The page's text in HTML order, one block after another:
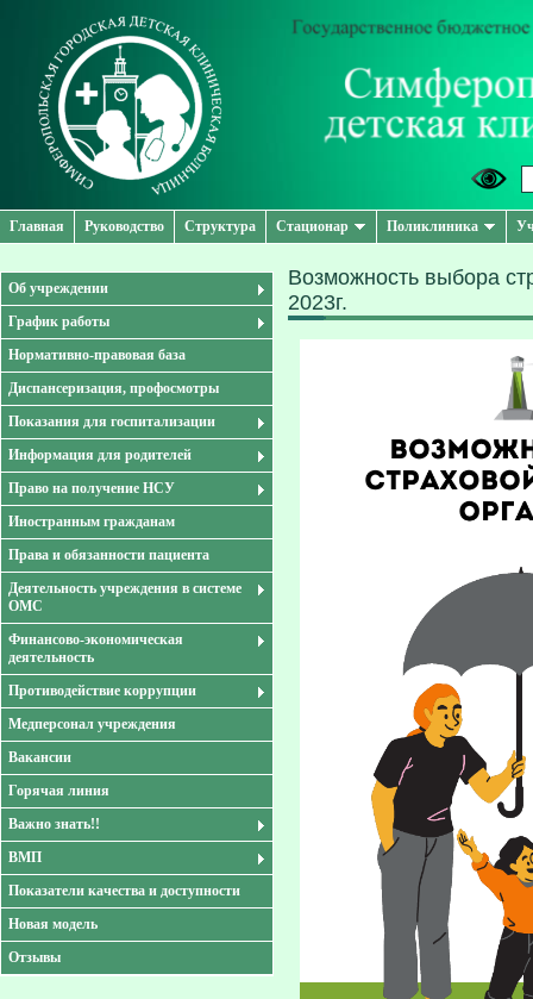
Главная Руководство Структура Стационар Поликлиника
Об учреждении
График работы
Нормативно-правовая база
Диспансеризация, профосмотры
Показания для госпитализации
Информация для родителей
Право на получение НСУ
Иностранным гражданам
Права и обязанности пациента
Деятельность учреждения в системе
ОМС
Финансово-экономическая
деятельность
Противодействие коррупции
Медперсонал учреждения
Вакансии
Горячая линия
Важно знать!!
ВМП
Показатели качества и доступности
Новая модель
Отзывы
Возможность выбора
2023г.